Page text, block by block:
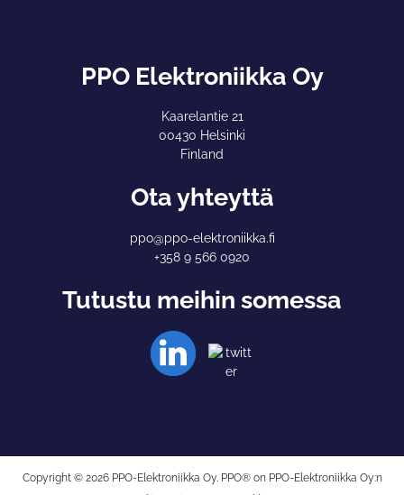
PPO Elektroniikka Oy
Kaarelantie 21
00430 Helsinki
Finland
Ota yhteyttä
ppo@ppo-elektroniikka.fi
+358 9 566 0920
Tutustu meihin somessa
Copyright © 2026 PPO-Elektroniikka Oy. PPO® on PPO-Elektroniikka Oy:n